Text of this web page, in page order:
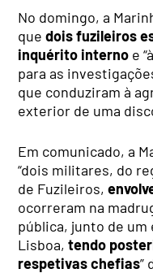
No domingo, a
quedois fuzileiros
inquérito interno e
para as
que conduziram à
exterior de uma
Em comunicado, a
“dois militares, do
de Fuzileiros,
ocorreram na
pública, junto de
Lisboa, tendo
respetivas chefias”